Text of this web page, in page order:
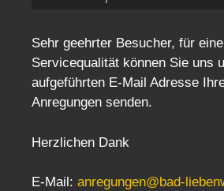
Sehr geehrter Besucher, für
Servicequalität können Sie uns
aufgeführten E-Mail Adresse
Anregungen senden.
Herzlichen Dank
E-Mail: anregungen@bad-